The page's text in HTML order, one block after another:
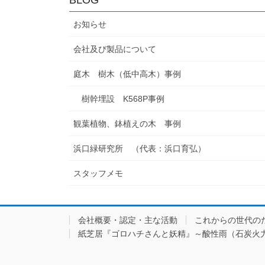
お知らせ
会社及び製品について
庭木 樹木（低中高木）事例
樹幹埋設 K568P事例
観葉植物、鉢植えの木 事例
浜口緑研究所 （代表：浜口育弘）
スタッフメモ
会社概要・認定・主な活動
これからの世代の
紙芝居『ゴロハチさんと妖精』～酸性雨（石炭火